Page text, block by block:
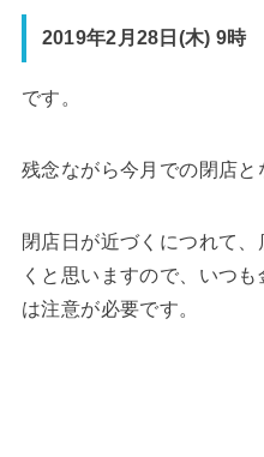
2019年2月28日(木) 9時
です。
残念ながら今月での閉店と
閉店日が近づくにつれて
くと思いますので、いつ
は注意が必要です。